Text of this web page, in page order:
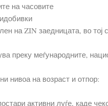
на часовите
на ZIN заедницата, во тој
преку меѓународните,
нивоа на возраст и отпор:
активни луѓе, каде